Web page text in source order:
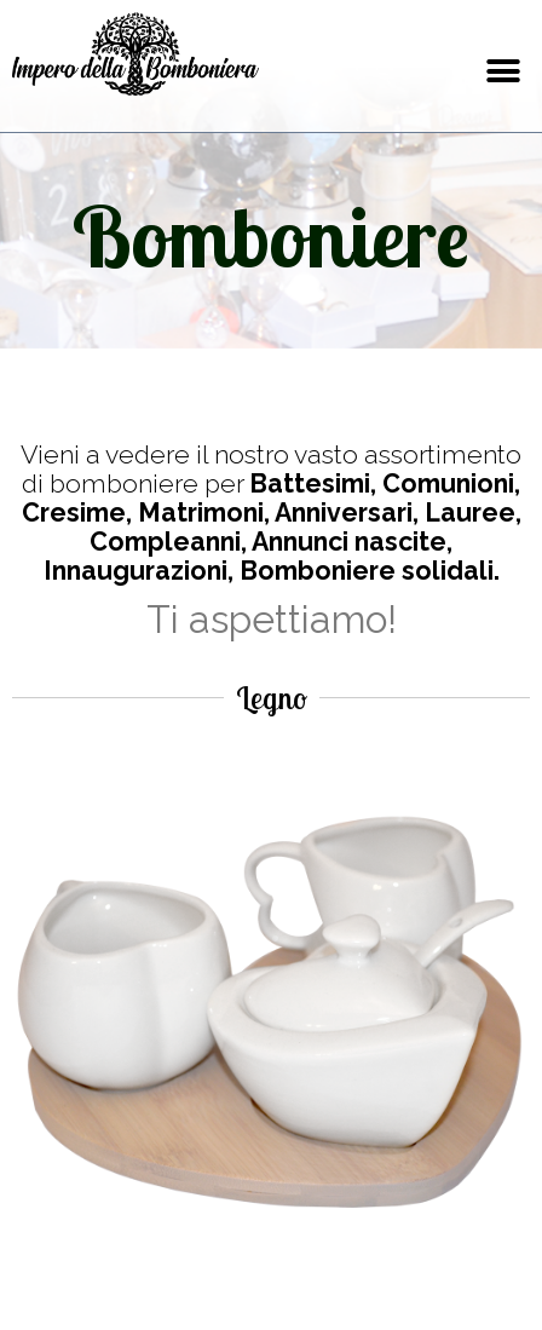
Bomboniere
Vieni a vedere il nostro vasto assortimento
di bomboniere per Battesimi, Comunioni,
Cresime, Matrimoni, Anniversari, Lauree,
Compleanni, Annunci nascite,
Innaugurazioni, Bomboniere solidali.
Ti aspettiamo!
Legno